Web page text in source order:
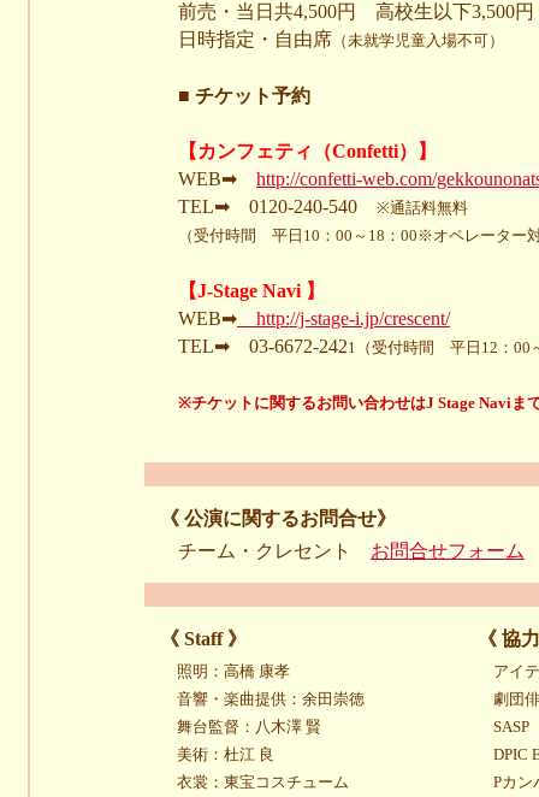
前売・当日共4,500円 高校生以下3,500円
日時指定・自由席 （未就学児童入場不可）
■ チケット予約
【カンフェティ（Confetti）】
WEB➡ http://confetti-web.com/
TEL➡ 0120-240-540 ※通話料無料
（受付時間 平日10：00～18：00※オペレーター
【J-Stage Navi 】
WEB➡ http://j-stage-i.jp/crescent/
TEL➡ 03-6672-2421（受付時間 平日12：00
※チケットに関するお問い合わせはJ Stage Naviま
《 公演に関するお問合せ》
チーム・クレセント
お問合せフォーム
《 Staff 》 《 協
照明：高橋 康孝
音響・楽曲提供：余田崇徳
舞台監督：八木澤 賢
美術：杜江 良
衣裳：東宝コスチューム
アイ
劇団
SASP
DPIC
Pカン